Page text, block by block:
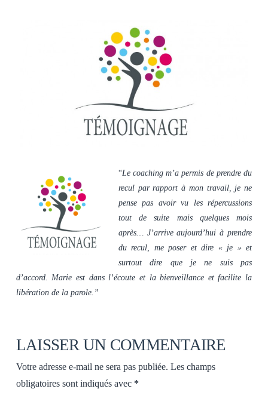
“Le coaching m’a permis de prendre du
recul par rapport à mon travail, je ne
pense pas avoir vu les répercussions
tout de suite mais quelques mois
après… J’arrive aujourd’hui à prendre
du recul, me poser et dire « je » et
surtout dire que je ne suis pas
d’accord. Marie est dans l’écoute et la bienveillance et facilite la
libération de la parole.”
LAISSER UN COMMENTAIRE
Votre adresse e-mail ne sera pas publiée. Les champs
obligatoires sont indiqués avec *